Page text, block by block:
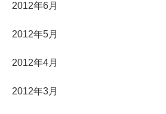
2012年6月
2012年5月
2012年4月
2012年3月